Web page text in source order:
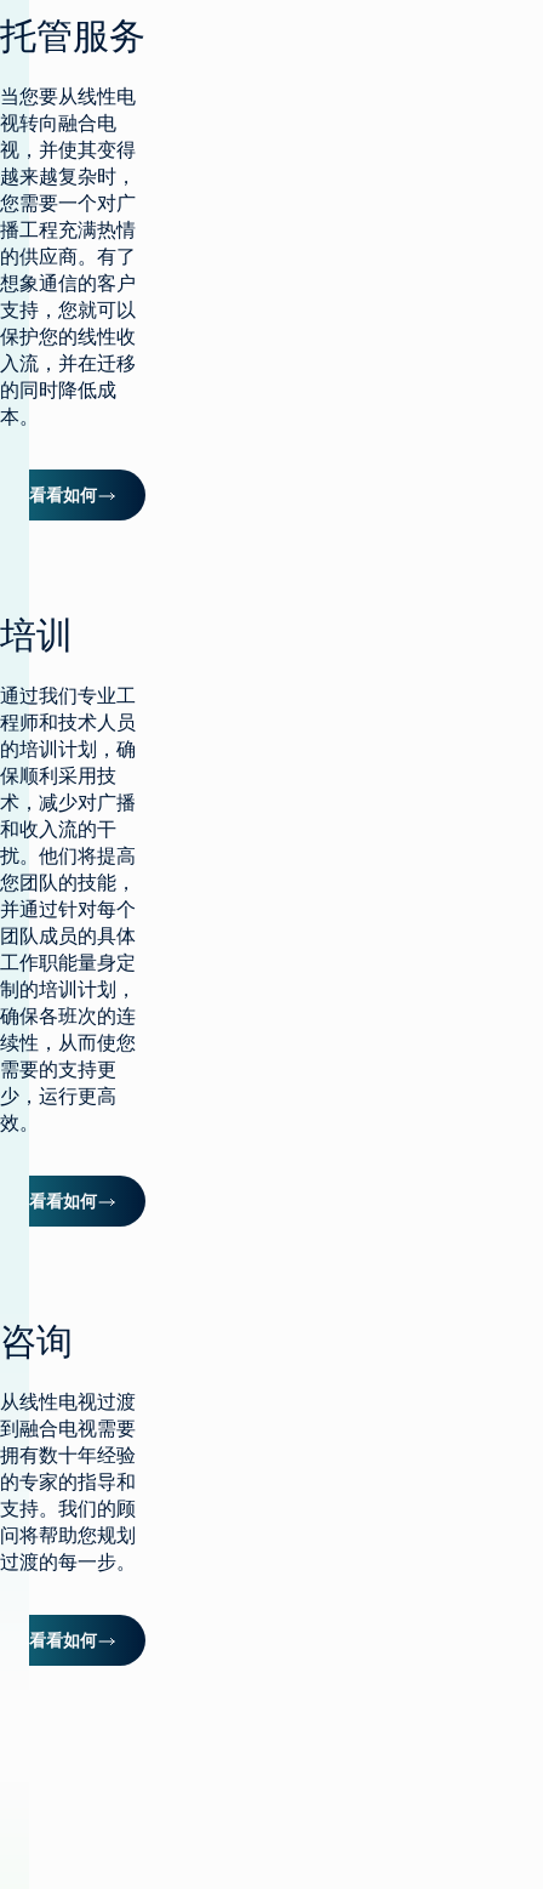
托管服务
当您要从线性电
视转向融合电
视，并使其变得
越来越复杂时，
您需要一个对广
播工程充满热情
的供应商。有了
想象通信的客户
支持，您就可以
保护您的线性收
入流，并在迁移
的同时降低成
本。
看看如何
培训
通过我们专业工
程师和技术人员
的培训计划，确
保顺利采用技
术，减少对广播
和收入流的干
扰。他们将提高
您团队的技能，
并通过针对每个
团队成员的具体
工作职能量身定
制的培训计划，
确保各班次的连
续性，从而使您
需要的支持更
少，运行更高
效。
看看如何
咨询
从线性电视过渡
到融合电视需要
拥有数十年经验
的专家的指导和
支持。我们的顾
问将帮助您规划
过渡的每一步。
看看如何
解决方案
制作电视
最大限度地利用广播
基础设施
大规模推出新渠道
简化现场制作
产品
制作电视
生产基础设施
想象飞行者
客户支持
客户服务
专业服务
培训
咨询
见解与资源
行业洞察
技术资源
术语表
公司名称